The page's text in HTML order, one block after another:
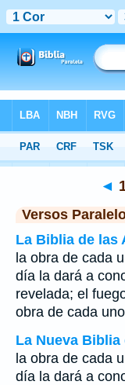
>1 Corintios Capítulo 3 > Verso 13
◄
Versos
La Biblia de las
la obra de cada
día la dará a
revelada; el
obra de cada
La Nueva
la obra de cada
día la dará a